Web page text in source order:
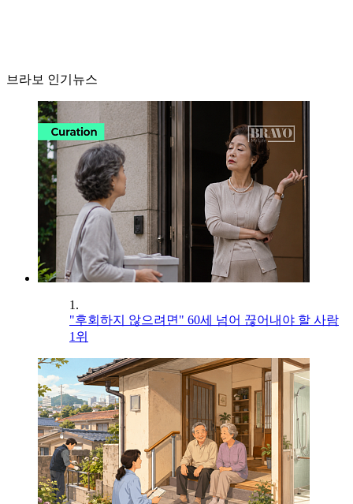
브라보 인기뉴스
1.
"후회하지 않으려면" 60세 넘어 끊어내야 할 사람
1위